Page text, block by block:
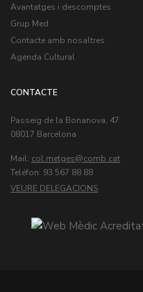
Avantatges i descomptes
Grup Med
Contacte amb nosaltres
Agenda Cultural
CONTACTE
Passeig de la Bonanova, 47
08017 Barcelona
Mail: col.metges
Teléfon: 93 567 88 88
VEURE DELEGACIONS